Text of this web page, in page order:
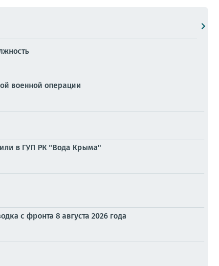
военной операции
в ГУП РК "Вода Крыма"
с фронта 8 августа 2026 года